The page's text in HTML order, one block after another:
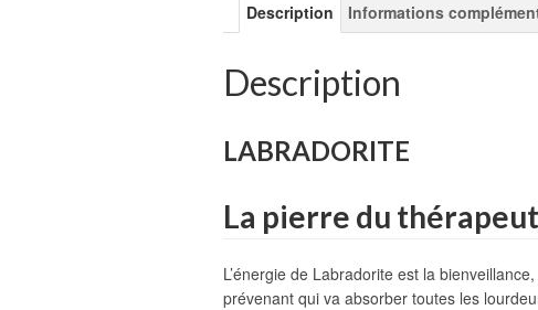
Description Informations
Description
LABRADORITE
La pierre du
L’énergie de Labradorite est la
prévenant qui va absorber toutes les